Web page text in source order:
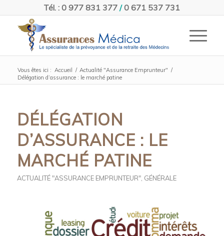
Tél. : 0 977 831 377 /0 671 537 731
Vous êtes ici : Accueil / Actualité "Assurance Emprunteur" /
Délégation d’assurance : le marché patine
DÉLÉGATION
D’ASSURANCE : LE
MARCHÉ PATINE
ACTUALITÉ "ASSURANCE EMPRUNTEUR", GÉNÉRALE